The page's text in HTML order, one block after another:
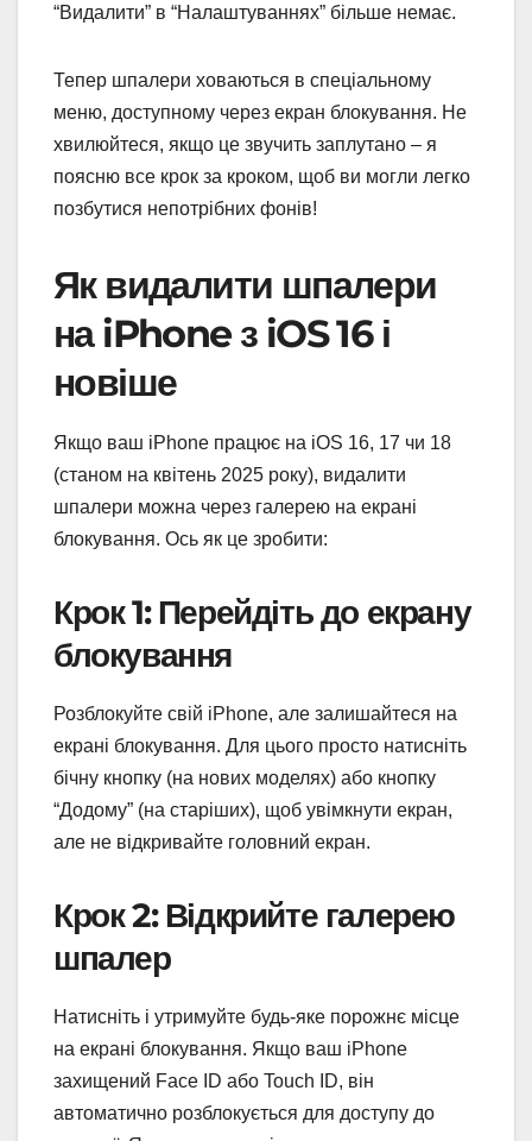
“Видалити” в “Налаштуваннях” більше немає.
Тепер шпалери ховаються в спеціальному
меню, доступному через екран блокування. Не
хвилюйтеся, якщо це звучить заплутано – я
поясню все крок за кроком, щоб ви могли легко
позбутися непотрібних фонів!
Як видалити шпалери
на iPhone з iOS 16 і
новіше
Якщо ваш iPhone працює на iOS 16, 17 чи 18
(станом на квітень 2025 року), видалити
шпалери можна через галерею на екрані
блокування. Ось як це зробити:
Крок 1: Перейдіть до екрану
блокування
Розблокуйте свій iPhone, але залишайтеся на
екрані блокування. Для цього просто натисніть
бічну кнопку (на нових моделях) або кнопку
“Додому” (на старіших), щоб увімкнути екран,
але не відкривайте головний екран.
Крок 2: Відкрийте галерею
шпалер
Натисніть і утримуйте будь-яке порожнє місце
на екрані блокування. Якщо ваш iPhone
захищений Face ID або Touch ID, він
автоматично розблокується для доступу до